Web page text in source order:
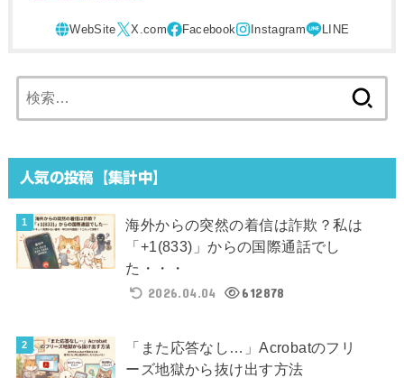
索:
人気の投稿【集計中】
海外からの突然の着信は詐欺？私は
「+1(833)」からの国際通話でし
た・・・
2026.04.04
612878
「また応答なし…」Acrobatのフリ
ーズ地獄から抜け出す方法